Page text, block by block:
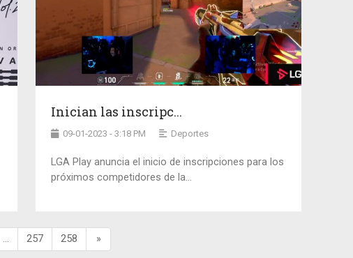
Inician las inscripc...
09-01-2023 - 3:18 PM Deportes
LGA Play anuncia el inicio de inscripciones para los
próximos competidores de la...
... 257 258 »